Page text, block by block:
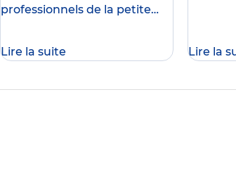
professionnels de la petite
l’accompagnement des
Lire la suite
unique,
Lire la